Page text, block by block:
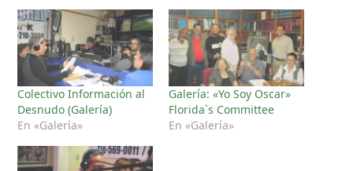
Colectivo Información al
Desnudo (Galería)
En «Galería»
Galería: «Yo Soy Oscar»
Florida`s Committee
En «Galería»